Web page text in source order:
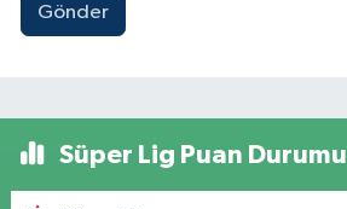
Gönder
Süper Lig Puan Durumu